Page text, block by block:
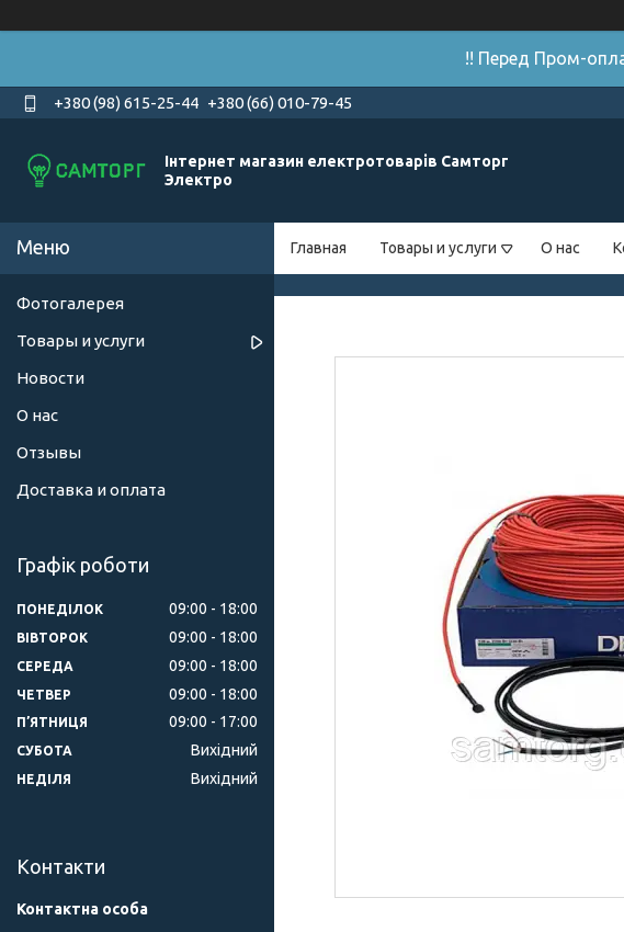
!! Перед Пром-
+380 (98) 615-25-44 +380 (66) 010-79-45
Інтернет магазин електротоварів Самторг
Электро
Главная Товары и услуги О нас
Фотогалерея
Товары и услуги
Новости
О нас
Отзывы
Доставка и оплата
Графік роботи
ПОНЕДІЛОК 09:00 18:00
ВІВТОРОК 09:00 18:00
СЕРЕДА 09:00 18:00
ЧЕТВЕР 09:00 18:00
ПʼЯТНИЦЯ 09:00 17:00
СУБОТА Вихідний
НЕДІЛЯ Вихідний
Контакти